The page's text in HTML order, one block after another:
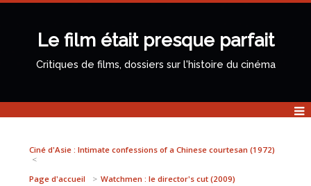
Le film était presque parfait
Critiques de films, dossiers sur l'histoire du cinéma
Ciné d'Asie : Intimate confessions of a Chinese courtesan (1972)
Page d'accueil Watchmen : le director's cut (2009)